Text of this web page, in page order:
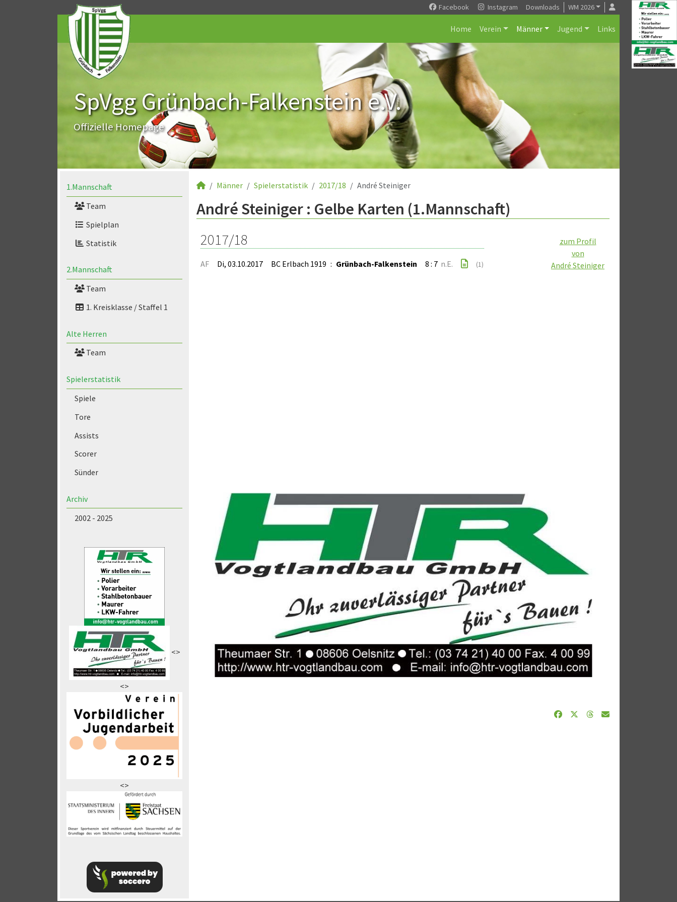
Facebook Instagram Downloads WM 2026
Home Verein Männer Jugend Links
SpVgg Grünbach-Falkenstein e.V.
Offizielle Homepage
1.Mannschaft
Team
Spielplan
Statistik
2.Mannschaft
Team
1. Kreisklasse / Staffel 1
Alte Herren
Team
Spielerstatistik
Spiele
Tore
Assists
Scorer
Sünder
Archiv
2002 - 2025
<>
<>
<>
Männer Spielerstatistik 2017/18 André Steiniger
André Steiniger : Gelbe Karten (1.Mannschaft)
zum Profil
von
André Steiniger
2017/18
AF Di, 03.10.2017 BC Erlbach 1919 : Grünbach-Falkenstein 8 : 7 n.E. (1)